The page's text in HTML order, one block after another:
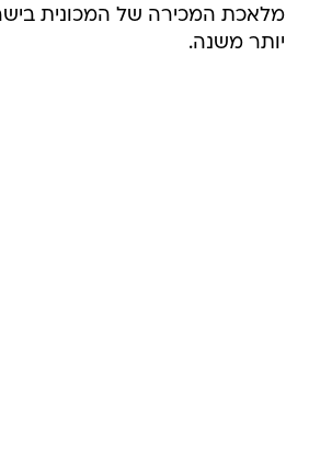
מלאכת המכירה של המכונית
יותר משנה.